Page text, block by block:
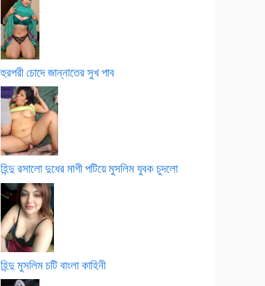
হুরপরী চোদে জান্নাতের সুখ পাব
হিন্দু রসালো দুধের মাগী পটিয়ে মুসলিম যুবক চুদলো
হিন্দু মুসলিম চটি বাংলা কাহিনী